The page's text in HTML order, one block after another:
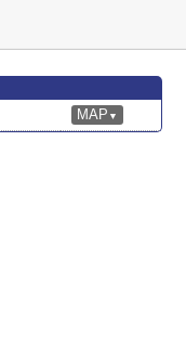
MAP ▼